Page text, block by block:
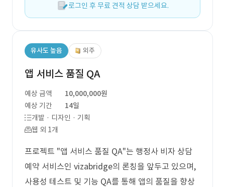
로그인 후 무료 견적 상담 받으세요.
유사도 높음 외주
앱 서비스 품질 QA
예상 금액
10,000,000원
예상 기간
14일
개발 · 디자인 · 기획
웹 외 1개
프로젝트 "앱 서비스 품질 QA"는 행정사 비자 상담
예약 서비스인 vizabridge의 론칭을 앞두고 있으며,
사용성 테스트 및 기능 QA를 통해 앱의 품질을 향상